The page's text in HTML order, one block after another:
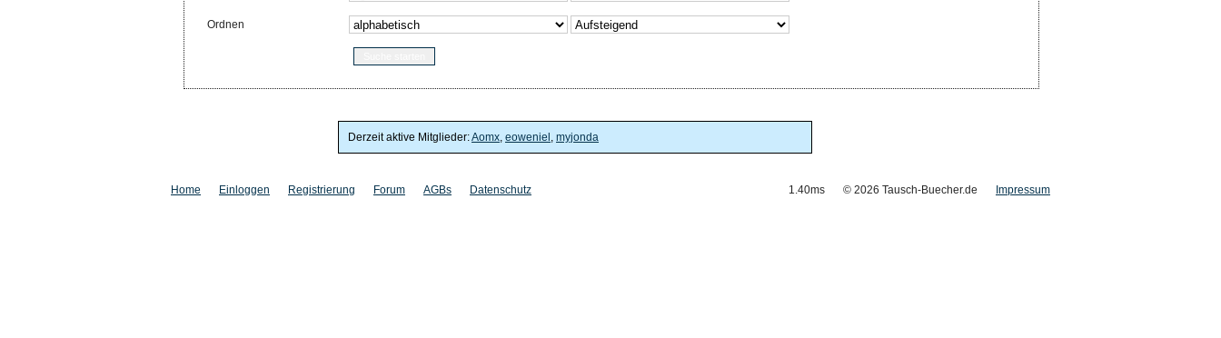
Ordnen
Derzeit aktive Mitglieder:Aomx, eoweniel , myjonda
Home Einloggen Registrierung Forum AGBs Datenschutz 1.40ms © 2026 Tausch-Buecher.de Impressum